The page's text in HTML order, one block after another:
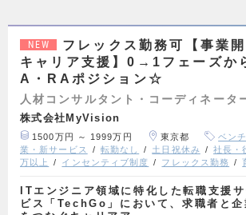
NEW
フレックス勤務可【事業
キャリア支援】0→1フェーズか
A・RAポジション☆
人材コンサルタント・コーディネータ
株式会社MyVision
1500万円 ～ 1999万円 東京都 ベン
業・新サービス
転勤なし 土日祝休み 社長・
万以上
インセンティブ制度 フレックス勤務
ITエンジニア領域に特化した転職支援サ
ビス「TechGo」において、求職者と企